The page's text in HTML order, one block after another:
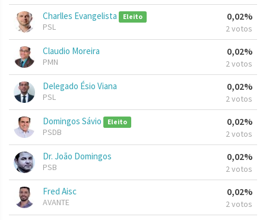
Charlles Evangelista Eleito
PSL
0,02%
2 votos
Claudio Moreira
PMN
0,02%
2 votos
Delegado Ésio Viana
PSL
0,02%
2 votos
Domingos Sávio Eleito
PSDB
0,02%
2 votos
Dr. João Domingos
PSB
0,02%
2 votos
Fred Aisc
AVANTE
0,02%
2 votos